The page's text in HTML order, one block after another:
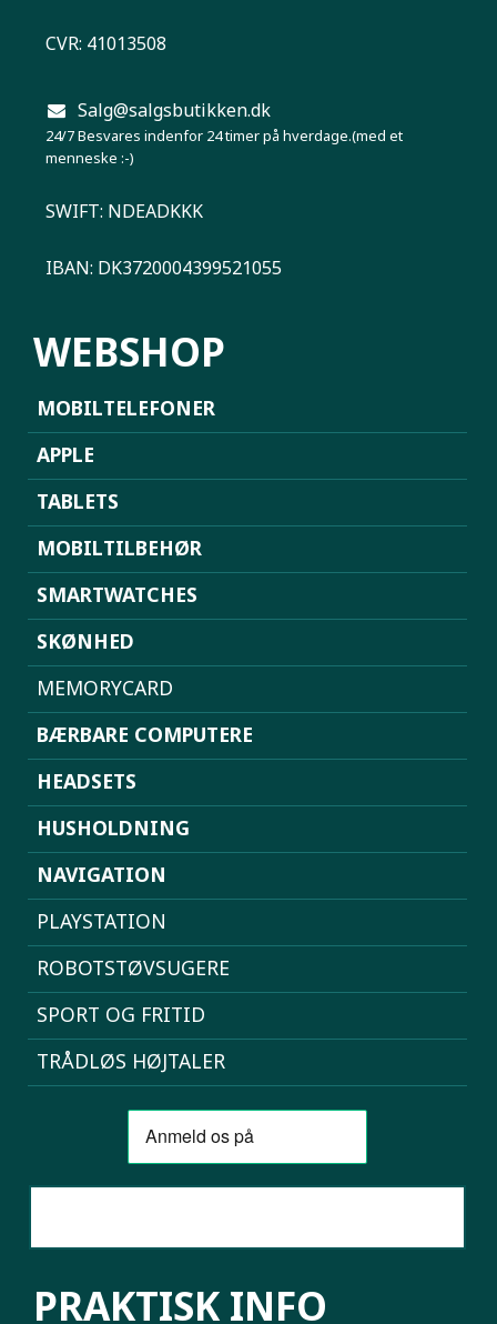
CVR: 41013508
Salg@salgsbutikken.dk
24/7 Besvares indenfor 24 timer på hverdage.(med et
menneske :-)
SWIFT: NDEADKKK
IBAN: DK3720004399521055
WEBSHOP
MOBILTELEFONER
APPLE
TABLETS
MOBILTILBEHØR
SMARTWATCHES
SKØNHED
MEMORYCARD
BÆRBARE COMPUTERE
HEADSETS
HUSHOLDNING
NAVIGATION
PLAYSTATION
ROBOTSTØVSUGERE
SPORT OG FRITID
TRÅDLØS HØJTALER
PRAKTISK INFO